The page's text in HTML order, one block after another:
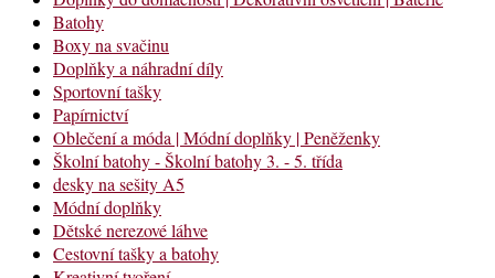
Batohy
Boxy na svačinu
Doplňky a náhradní díly
Sportovní tašky
Papírnictví
Oblečení a móda | Módní doplňky | Peněženky
Školní batohy - Školní batohy 3. - 5. třída
desky na sešity A5
Módní doplňky
Dětské nerezové láhve
Cestovní tašky a batohy